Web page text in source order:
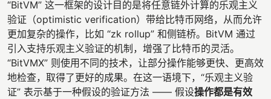
“BitVM” 这一框架的设计目的是将任意链外计算的乐观主义
验证（optimistic verification）带给比特币网络，从而允许
更加复杂的操作，比如 “zk rollup” 和侧链桥。BitVM 通过
引入支持乐观主义验证的机制，增强了比特币的灵活。
“BitVMX” 则使用不同的技术，让部分操作能够更快、更高效
地检查，取得了更好的成果。在这一语境下，“乐观主义验
证” 表示基于一种假设的验证方法 —— 假设操作都是有效